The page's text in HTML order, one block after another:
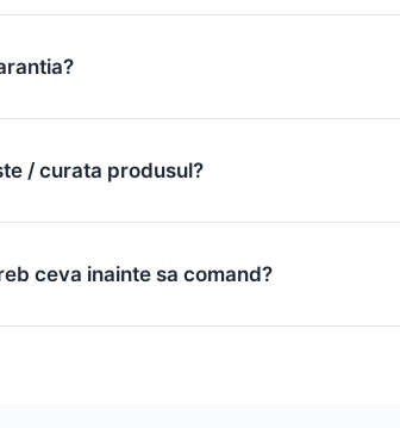
/ curata produsul?
ceva inainte sa comand?